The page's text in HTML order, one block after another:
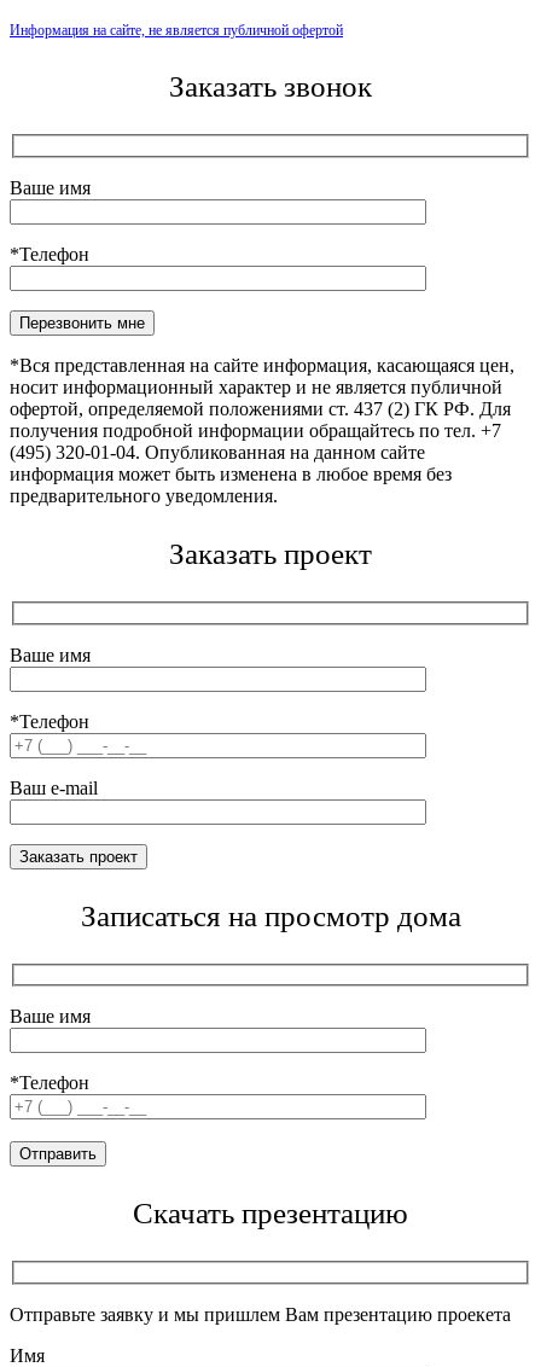
Информация на сайте, не является публичной офертой
Заказать звонок
Ваше имя
*Телефон
Оставьте это поле пустым.
*Вся представленная на сайте информация, касающаяся цен,
носит информационный характер и не является публичной
офертой, определяемой положениями ст. 437 (2) ГК РФ. Для
получения подробной информации обращайтесь по тел. +7
(495) 320-01-04. Опубликованная на данном сайте
информация может быть изменена в любое время без
предварительного уведомления.
Заказать проект
Ваше имя
*Телефон
Ваш e-mail
Записаться на просмотр дома
Ваше имя
*Телефон
Скачать презентацию
Отправьте заявку и мы пришлем Вам презентацию проекета
Имя